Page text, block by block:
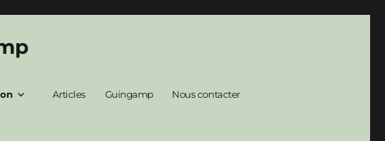
Articles Guingamp
Nous contacter